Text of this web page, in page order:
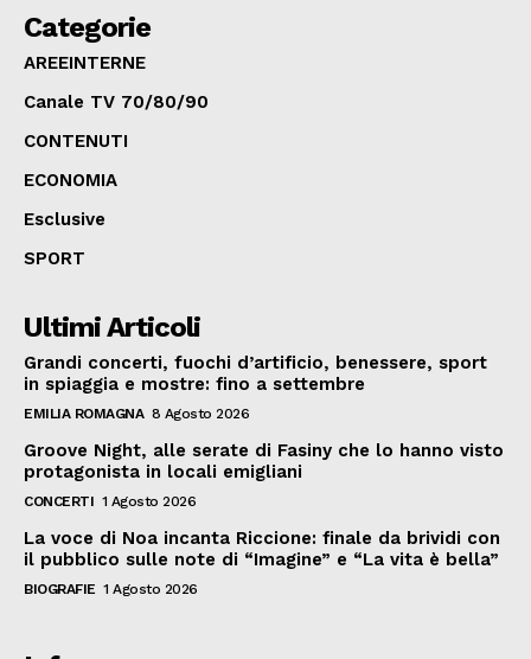
Categorie
AREEINTERNE
Canale TV 70/80/90
CONTENUTI
ECONOMIA
Esclusive
SPORT
Ultimi Articoli
Grandi concerti, fuochi d’artificio, benessere, sport
in spiaggia e mostre: fino a settembre
EMILIA ROMAGNA 8 Agosto 2026
Groove Night, alle serate di Fasiny che lo hanno visto
protagonista in locali emigliani
CONCERTI 1 Agosto 2026
La voce di Noa incanta Riccione: finale da brividi con
il pubblico sulle note di “Imagine” e “La vita è bella”
BIOGRAFIE 1 Agosto 2026